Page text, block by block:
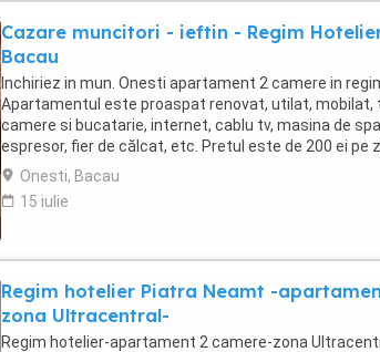
Cazare muncitori - ieftin - Regim
Bacau
Inchiriez in mun. Onesti apartament 2 camere in
Apartamentul este proaspat renovat, utilat, mobilat,
camere si bucatarie, internet, cablu tv, masina de
espresor, fier de călcat, etc. Pretul este de 200 ei pe
Onesti, Bacau
15 iulie
Regim hotelier Piatra Neamt -
zona Ultracentral-
Regim hotelier-apartament 2 camere-zona